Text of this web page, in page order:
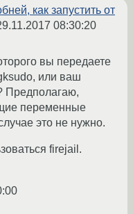
как запустить от
08:30:20
вы передаете
или ваш
Предполагаю,
переменные
это не нужно.
firejail.